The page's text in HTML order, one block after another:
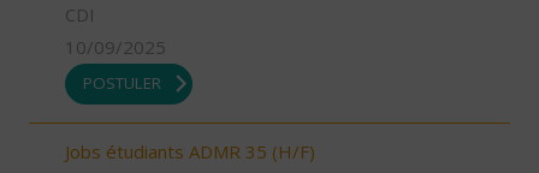
CDI
10/09/2025
POSTULER
Jobs étudiants ADMR 35 (H/F)